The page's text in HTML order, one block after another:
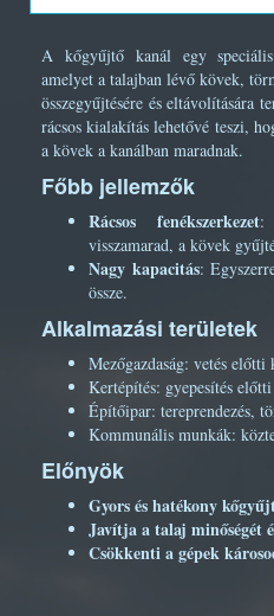
A kőgyűjtő kanál egy speciális
amelyet a talajban lévő kövek,
összegyűjtésére és eltávolítására
rácsos kialakítás lehetővé teszi,
a kövek a kanálban maradnak.
Főbb jellemzők
Rácsos fenékszerkezet:
visszamarad, a kövek
Nagy kapacitás:
össze.
Alkalmazási területek
Mezőgazdaság: vetés előtti
Kertépítés: gyepesítés
Építőipar: tereprendezés,
Kommunális munkák:
Előnyök
Gyors és hatékony
Javítja a talaj minőségét
Csökkenti a gépek